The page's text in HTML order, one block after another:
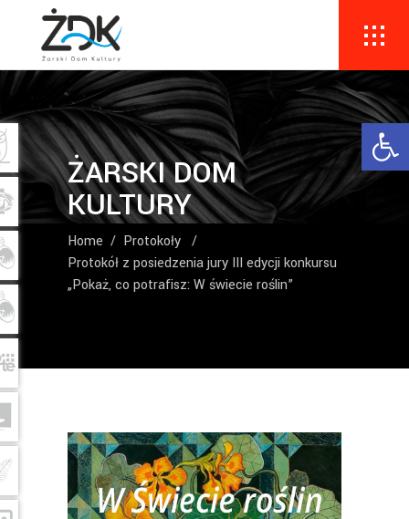
ŻARSKI DOM
KULTURY
Home / Protokoły /
Protokół z posiedzenia jury III edycji konkursu
„Pokaż, co potrafisz: W świecie roślin”